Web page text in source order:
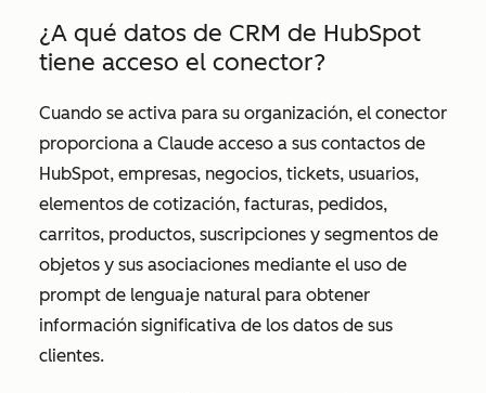
¿A qué datos de CRM de HubSpot
tiene acceso el conector?
Cuando se activa para su organización, el conector
proporciona a Claude acceso a sus contactos de
HubSpot, empresas, negocios, tickets, usuarios,
elementos de cotización, facturas, pedidos,
carritos, productos, suscripciones y segmentos de
objetos y sus asociaciones mediante el uso de
prompt de lenguaje natural para obtener
información significativa de los datos de sus
clientes.